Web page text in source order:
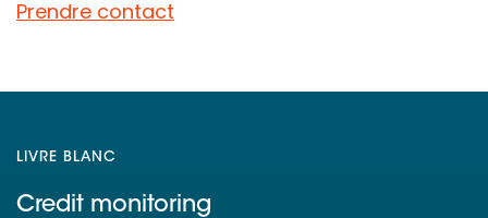
Prendre contact
LIVRE BLANC
Credit monitoring